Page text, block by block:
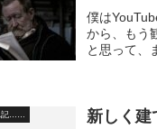
僕は
から、もう
と思って、
記…… 新しく建